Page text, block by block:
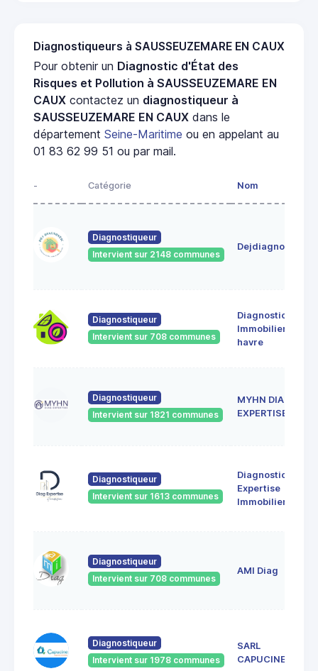
Diagnostiqueurs à SAUSSEUZEMARE EN CAUX
Pour obtenir un Diagnostic d'État des
Risques et Pollution à SAUSSEUZEMARE EN
CAUX contactez un diagnostiqueur à
SAUSSEUZEMARE EN CAUX dans le
département Seine-Maritime ou en appelant au
01 83 62 99 51 ou par mail.
- Catégorie Nom
Diagnostiqueur
Intervient sur 2148 communes
Dejdiagnostic
Diagnostiqueur
Intervient sur 708 communes
Diagnostic
Immobilier le
havre
Diagnostiqueur
Intervient sur 1821 communes
MYHN DIAG
EXPERTISE
Diagnostiqueur
Intervient sur 1613 communes
Diagnostic
Expertise
Immobilier
Diagnostiqueur
Intervient sur 708 communes
AMI Diag
Diagnostiqueur
Intervient sur 1978 communes
SARL
CAPUCINE